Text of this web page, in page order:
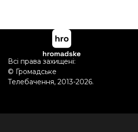
Всі права захищені:
© Громадське
Телебачення, 2013-2026.